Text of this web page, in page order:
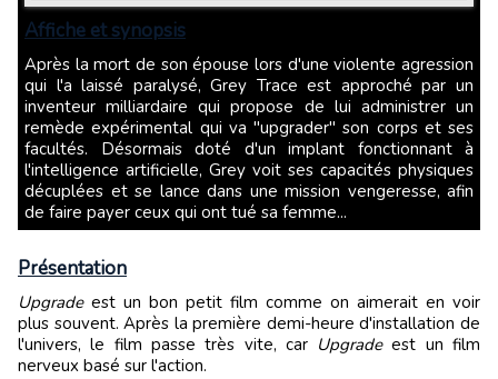
Affiche et synopsis
Après la mort de son épouse lors d'une violente agression
qui l'a laissé paralysé, Grey Trace est approché par un
inventeur milliardaire qui propose de lui administrer un
remède expérimental qui va "upgrader" son corps et ses
facultés. Désormais doté d'un implant fonctionnant à
l'intelligence artificielle, Grey voit ses capacités physiques
décuplées et se lance dans une mission vengeresse, afin
de faire payer ceux qui ont tué sa femme...
Présentation
Upgradeest un bon petit film comme on aimerait en voir
plus souvent. Après la première demi-heure d'installation de
l'univers, le film passe très vite, car Upgradeest un film
nerveux basé sur l'action.